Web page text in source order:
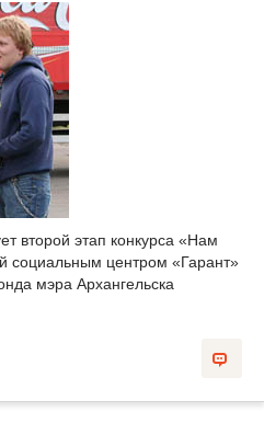
второй этап конкурса «Нам
социальным центром «Гарант»
мэра Архангельска